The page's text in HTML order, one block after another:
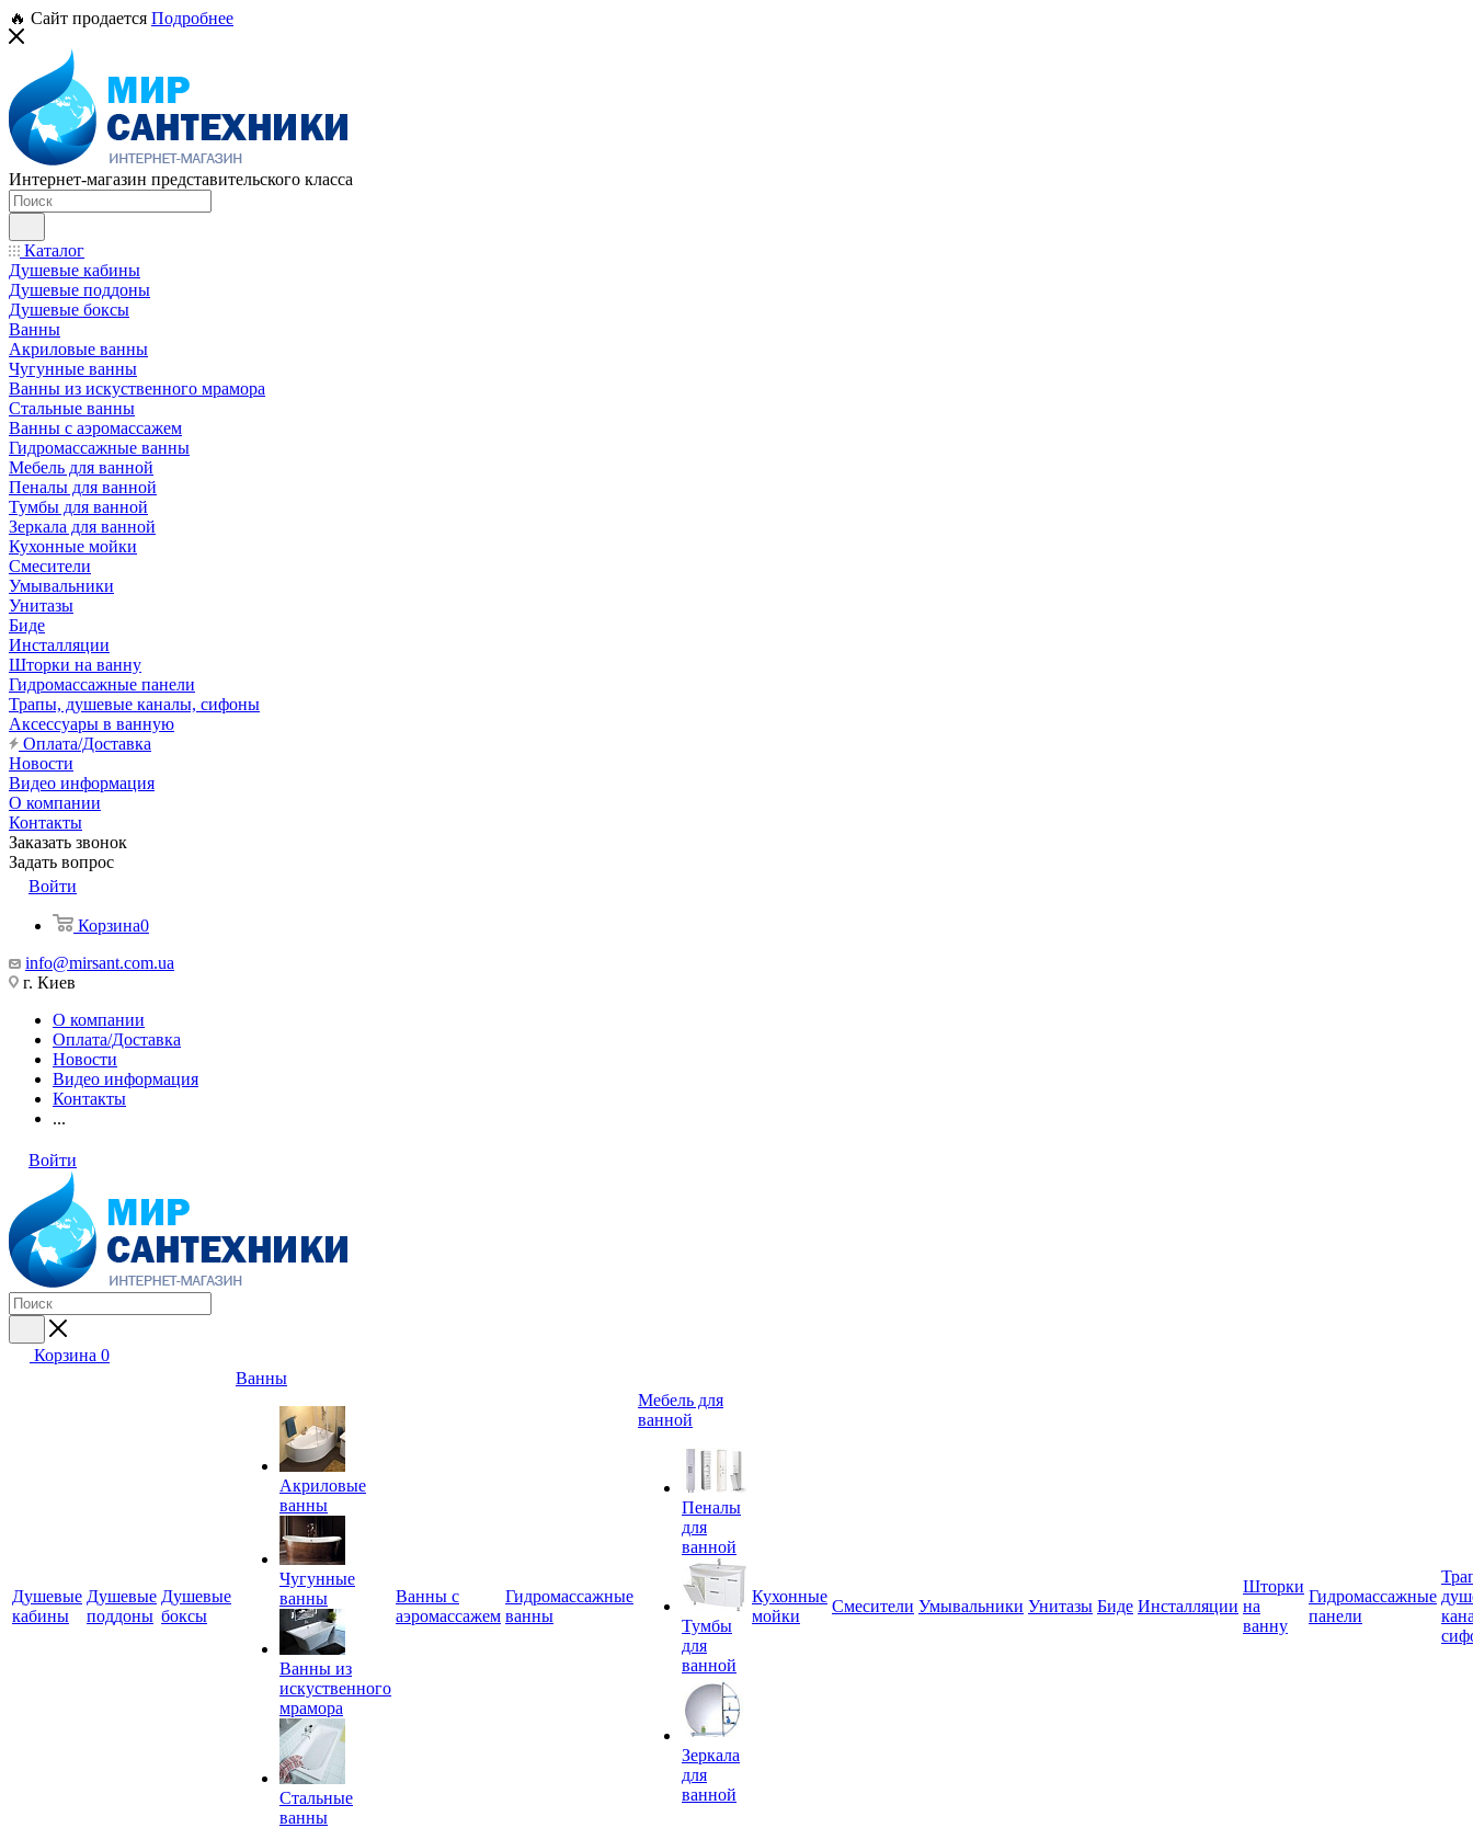
🔥 Сайт продается Подробнее
Интернет-магазин представительского класса
Каталог
Душевые кабины
Душевые поддоны
Душевые боксы
Ванны
Акриловые ванны
Чугунные ванны
Ванны из искуственного мрамора
Стальные ванны
Ванны с аэромассажем
Гидромассажные ванны
Мебель для ванной
Пеналы для ванной
Тумбы для ванной
Зеркала для ванной
Кухонные мойки
Смесители
Умывальники
Унитазы
Биде
Инсталляции
Шторки на ванну
Гидромассажные панели
Трапы, душевые каналы, сифоны
Аксессуары в ванную
Оплата/Доставка
Новости
Видео информация
О компании
Контакты
Заказать звонок
Задать вопрос
Войти
Корзина0
info@mirsant.com.ua
г. Киев
О компании
Оплата/Доставка
Новости
Видео информация
Контакты
...
Войти
Корзина 0
Душевые
кабины
Душевые
поддоны
Душевые
боксы
Ванны
Акриловые
ванны
Чугунные
ванны
Ванны из
искуственного
мрамора
Стальные
ванны
Ванны с
аэромассажем
Гидромассажные
ванны
Мебель для
ванной
Пеналы
для
ванной
Тумбы
для
ванной
Зеркала
для
ванной
Кухонные
мойки
Смесители Умывальники Унитазы Биде Инсталляции
Шторки
на
ванну
Гидромассажные
панели